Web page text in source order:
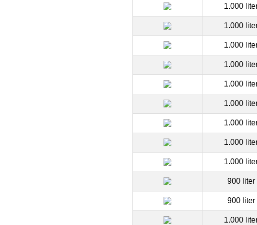
1.000
1.000
1.000
1.000
1.000
1.000
1.000
1.000
1.000
900 liter
900 liter
1.000